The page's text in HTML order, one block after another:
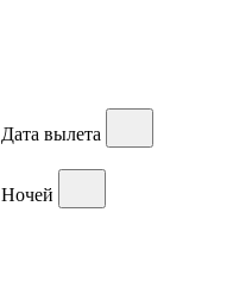
Дата вылета
Ночей